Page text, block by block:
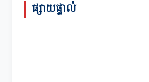
ផ្សាយផ្ទាល់